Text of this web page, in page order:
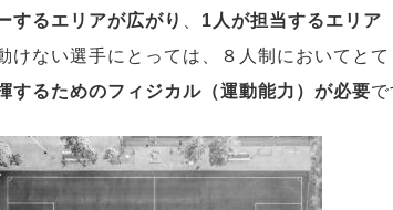
するエリアが広がり
1人が担当するエリア
けない選手にとっては、８人制においてと
するためのフィジカル（運動能力）が必要で